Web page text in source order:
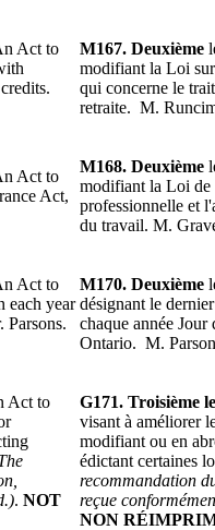
Act to
M167. Deuxième
modifiant la Loi
qui concerne le
retraite. M.
Act to
Act,
M168. Deuxième
modifiant la Loi de
professionnelle et
du travail. M.
Act to
each year
M170. Deuxième
désignant le
chaque année
Ontario. M.
Act to
. NOT
G171. Troisième
visant à améliorer
modifiant ou en
édictant certaines
recommandation
reçue
NON